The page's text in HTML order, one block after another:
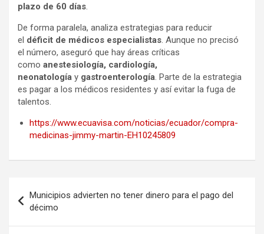
plazo de 60 días.
De forma paralela, analiza estrategias para reducir
el déficit de médicos especialistas. Aunque no precisó
el número, aseguró que hay áreas críticas
como anestesiología, cardiología,
neonatología y gastroenterología. Parte de la estrategia
es pagar a los médicos residentes y así evitar la fuga de
talentos.
https://www.ecuavisa.com/noticias/ecuador/compra-
medicinas-jimmy-martin-EH10245809
de
entradas
Municipios advierten no tener dinero para el pago del
décimo